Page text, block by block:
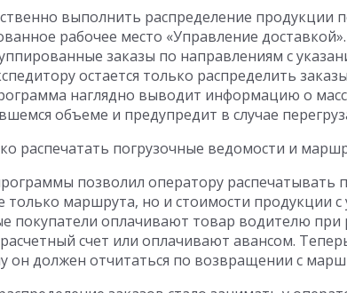
выполнить распределение продукции
рабочее место «Управление
заказы по направлениям с
остается только распределить
наглядно выводит информацию о
объеме и предупредит в случае
распечатать погрузочные ведомости и
позволил оператору распечатывать
только маршрута, но и стоимости продукции
покупатели оплачивают товар водителю при
счет или оплачивают авансом.
он должен отчитаться по возвращении с